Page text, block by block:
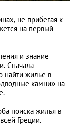
не прибегая к
на первый
и знание
Сначала
найти жилье в
камни» на
поиска жилья в
Греции.